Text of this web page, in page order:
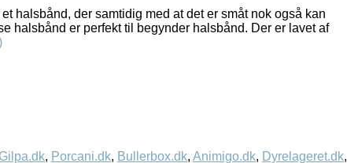
halsbånd, der samtidig med at det er småt nok også kan
halsbånd er perfekt til begynder halsbånd. Der er lavet af
Gilpa.dk, Porcani.dk, Bullerbox.dk, Animigo.dk, Dyrelageret.dk,